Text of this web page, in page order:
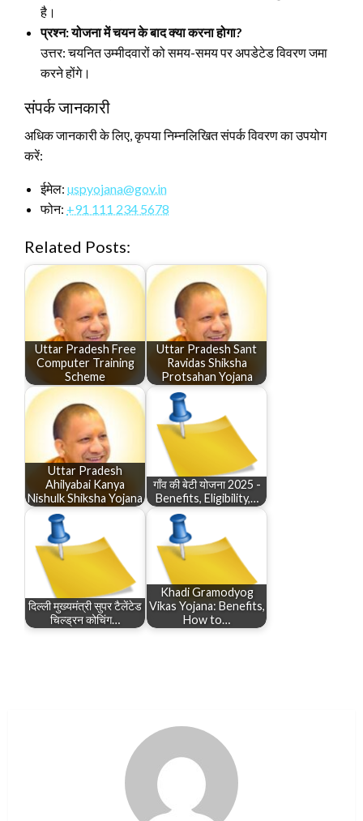
है।
प्रश्न: योजना में चयन के बाद क्या करना होगा?
उत्तर: चयनित उम्मीदवारों को समय-समय पर अपडेटेड विवरण जमा
करने होंगे।
संपर्क जानकारी
अधिक जानकारी के लिए, कृपया निम्नलिखित संपर्क विवरण का उपयोग
करें:
ईमेल: uspyojana@gov.in
फोन: +91 111 234 5678
Related Posts:
Uttar Pradesh Free
Computer Training
Scheme
Uttar Pradesh Sant
Ravidas Shiksha
Protsahan Yojana
Uttar Pradesh
Ahilyabai Kanya
Nishulk Shiksha Yojana
गाँव की बेटी योजना 2025 -
Benefits, Eligibility,…
दिल्ली मुख्यमंत्री सुपर टैलेंटेड
चिल्ड्रन कोचिंग…
Khadi Gramodyog
Vikas Yojana: Benefits,
How to…